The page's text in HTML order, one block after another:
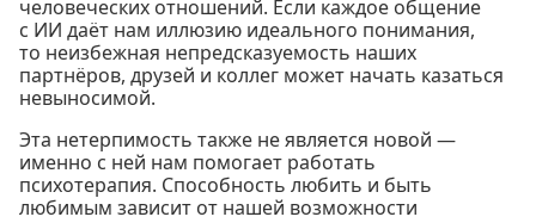
человеческих отношений. Если каждое общение
с ИИ даёт нам иллюзию идеального понимания,
то неизбежная непредсказуемость наших
партнёров, друзей и коллег может начать казаться
невыносимой.
Эта нетерпимость также не является новой —
именно с ней нам помогает работать
психотерапия. Способность любить и быть
любимым зависит от нашей возможности